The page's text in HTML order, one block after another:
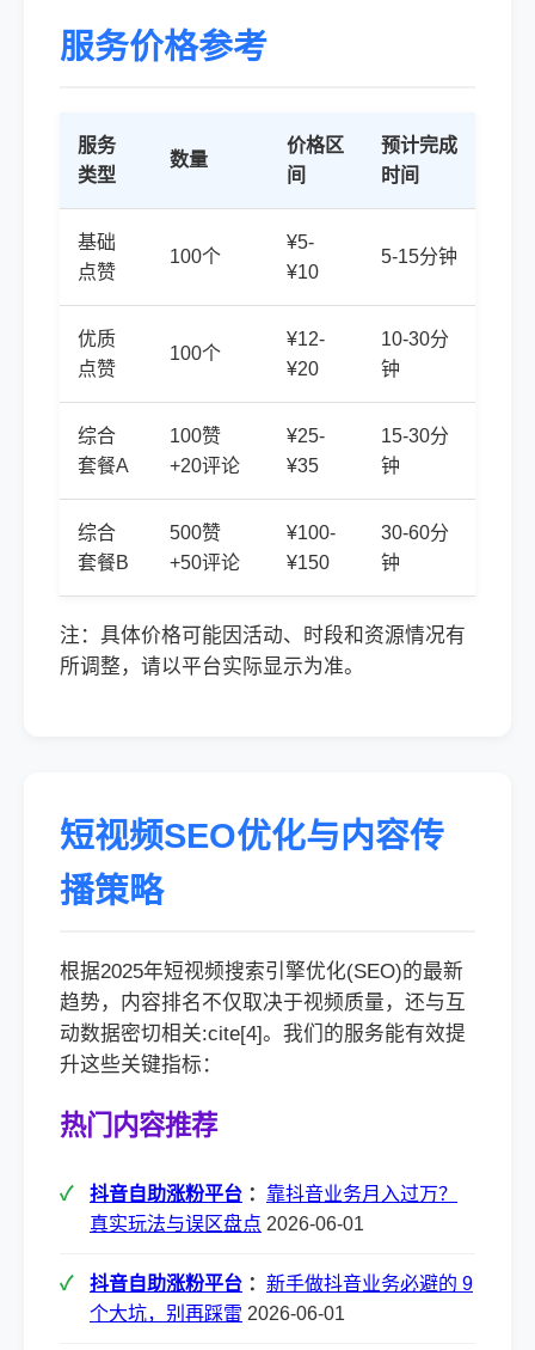
服务价格参考
服务
类型
数量
价格区
间
预计完成
时间
基础
点赞
100个
¥5-
¥10
5-15分钟
优质
点赞
100个
¥12-
¥20
10-30分
钟
综合
套餐A
100赞
+20评论
¥25-
¥35
15-30分
钟
综合
套餐B
500赞
+50评论
¥100-
¥150
30-60分
钟
注：具体价格可能因活动、时段和资源情况有
所调整，请以平台实际显示为准。
短视频SEO优化与内容传
播策略
根据2025年短视频搜索引擎优化(SEO)的最新
趋势，内容排名不仅取决于视频质量，还与互
动数据密切相关:cite[4]。我们的服务能有效提
升这些关键指标：
热门内容推荐
抖音自助涨粉平台 ： 靠抖音业务月入过万？
真实玩法与误区盘点 2026-06-01
抖音自助涨粉平台 ： 新手做抖音业务必避的 9
个大坑，别再踩雷 2026-06-01